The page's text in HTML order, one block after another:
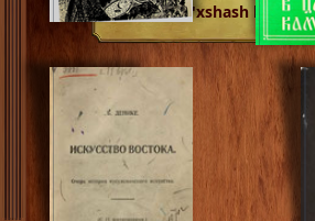
O'xshash kitoblar